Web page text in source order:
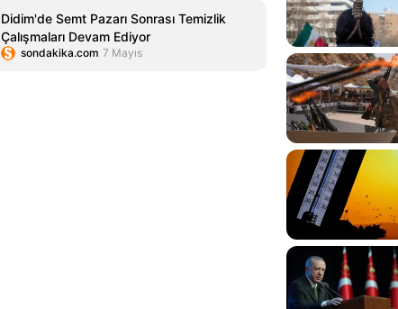
Didim'de Semt Pazarı Sonrası Temizlik
Çalışmaları Devam Ediyor
sondakika.com 7 Mayıs